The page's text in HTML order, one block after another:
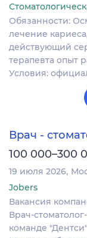
Обязанности:
лечение
действующий
терапевта опыт
Условия:
Врач -
100 000–300
19 июля 2026
Jobers
Вакансия
Врач-
команде